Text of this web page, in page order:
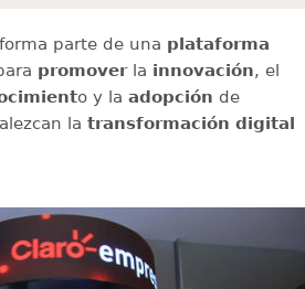
parte de una plataforma
promoverla innovación, el
o y la adopción de
la transformación digital